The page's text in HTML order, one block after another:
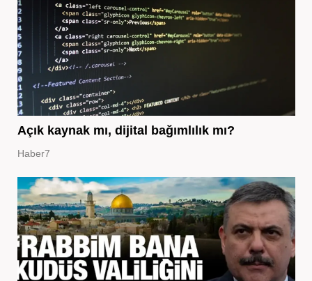
Açık kaynak mı, dijital bağımlılık mı?
Haber7